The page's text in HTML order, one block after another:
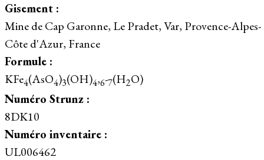
Gisement :
Mine de Cap Garonne, Le Pradet, Var, Provence-Alpes-
Côte d'Azur, France
Formule :
KFe4(AsO4)3(OH)4,6-7(H2O)
Numéro Strunz :
8DK10
Numéro inventaire :
UL006462